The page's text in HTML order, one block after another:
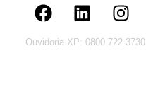
Ouvidoria XP: 0800 722 3730